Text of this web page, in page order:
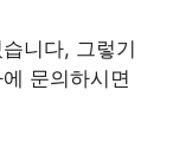
니다, 그렇기
문의하시면